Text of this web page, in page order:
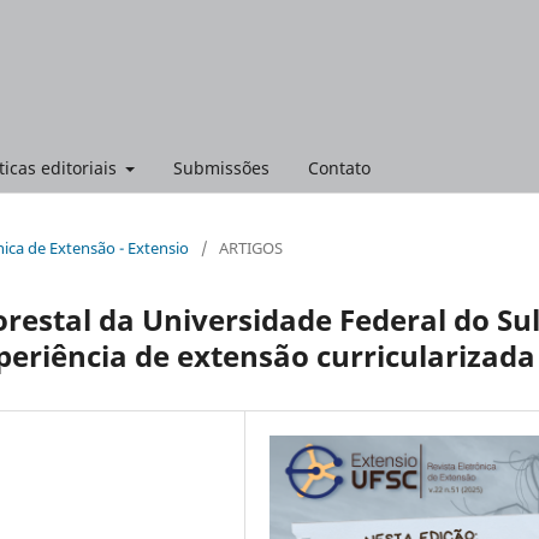
editoriais Submissões Contato
de Extensão - Extensio / ARTIGOS
da Universidade Federal do Sul
de extensão curricularizada